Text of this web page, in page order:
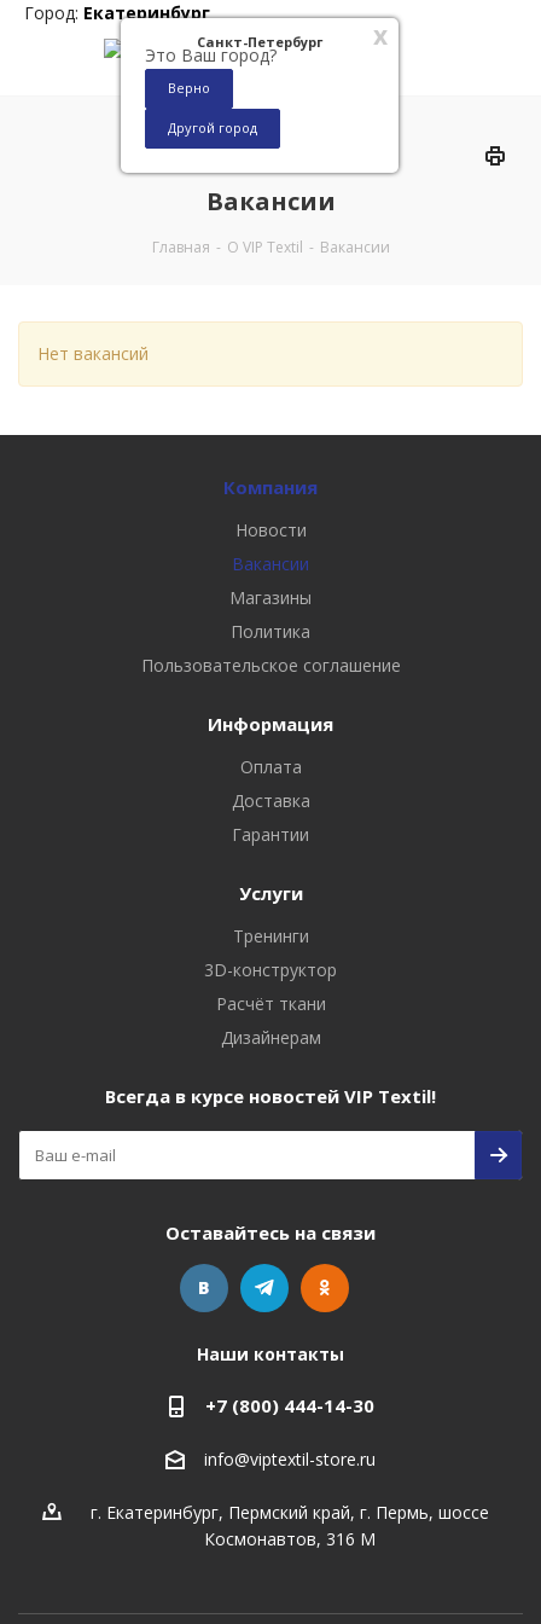
x
Санкт-Петербург
Это Ваш город?
Верно
Другой город
Город: Екатеринбург
Вакансии
Главная - О VIP Textil - Вакансии
Нет вакансий
Компания
Новости
Вакансии
Магазины
Политика
Пользовательское соглашение
Информация
Оплата
Доставка
Гарантии
Услуги
Тренинги
3D-конструктор
Расчёт ткани
Дизайнерам
Всегда в курсе новостей VIP Textil!
Оставайтесь на связи
Наши контакты
+7 (800) 444-14-30
info@viptextil-store.ru
г. Екатеринбург, Пермский край, г. Пермь, шоссе
Космонавтов, 316 М